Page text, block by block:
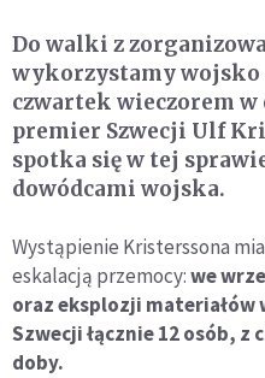
Do walki z
wykorzystamy wojsko
czwartek wieczorem w
premier Szwecji Ulf
spotka się w tej
dowódcami wojska.
Wystąpienie Kristerssona
eskalacją przemocy:we
oraz eksplozji materiałów
Szwecji łącznie 12 osób,
doby.